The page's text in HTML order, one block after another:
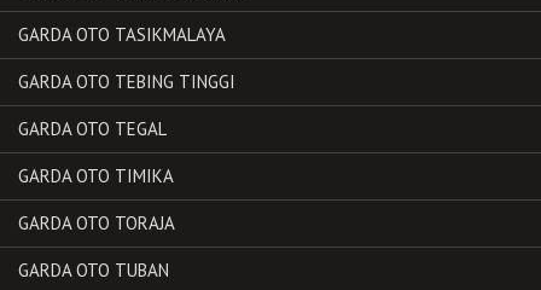
GARDA OTO TASIKMALAYA
GARDA OTO TEBING TINGGI
GARDA OTO TEGAL
GARDA OTO TIMIKA
GARDA OTO TORAJA
GARDA OTO TUBAN